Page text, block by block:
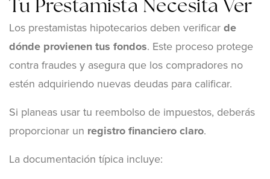
Tu Prestamista Necesita Ver
Los prestamistas hipotecarios deben verificarde
dónde provienen tus fondos. Este proceso protege
contra fraudes y asegura que los compradores no
estén adquiriendo nuevas deudas para calificar.
Si planeas usar tu reembolso de impuestos, deberás
proporcionar un registro financiero claro.
La documentación típica incluye: